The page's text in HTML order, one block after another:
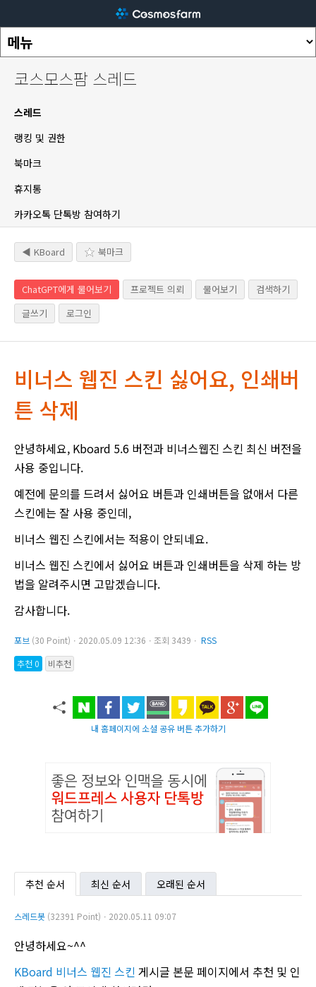
코스모스팜 스레드
스레드
랭킹 및 권한
북마크
휴지통
카카오톡 단톡방 참여하기
◀ KBoard 북마크
ChatGPT에게 물어보기 프로젝트 의뢰 물어보기
검색하기
글쓰기
로그인
비너스 웹진 스킨 싫어요, 인쇄버
튼 삭제
안녕하세요, Kboard 5.6 버전과 비너스웹진 스킨 최신 버전을
사용 중입니다.
예전에 문의를 드려서 싫어요 버튼과 인쇄버튼을 없애서 다른
스킨에는 잘 사용 중인데,
비너스 웹진 스킨에서는 적용이 안되네요.
비너스 웹진 스킨에서 싫어요 버튼과 인쇄버튼을 삭제 하는 방
법을 알려주시면 고맙겠습니다.
감사합니다.
포브 (30 Point)ㆍ2020.05.09 12:36ㆍ조회 3439ㆍ RSS
추천 0
비추천
내 홈페이지에 소셜 공유 버튼 추가하기
추천 순서 최신 순서 오래된 순서
스레드봇 (32391 Point)ㆍ2020.05.11 09:07
안녕하세요~^^
KBoard 비너스 웹진 스킨 게시글 본문 페이지에서 추천 및 인